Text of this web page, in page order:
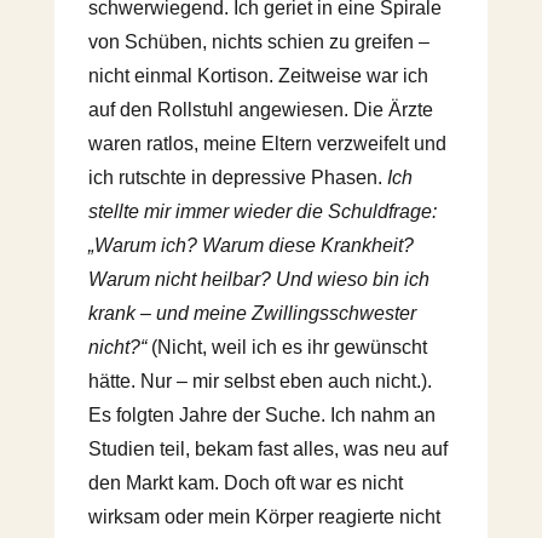
schwerwiegend. Ich geriet in eine Spirale
von Schüben, nichts schien zu greifen –
nicht einmal Kortison. Zeitweise war ich
auf den Rollstuhl angewiesen. Die Ärzte
waren ratlos, meine Eltern verzweifelt und
ich rutschte in depressive Phasen. Ich
stellte mir immer wieder die Schuldfrage:
„Warum ich? Warum diese Krankheit?
Warum nicht heilbar? Und wieso bin ich
krank – und meine Zwillingsschwester
nicht?“ (Nicht, weil ich es ihr gewünscht
hätte. Nur – mir selbst eben auch nicht.).
Es folgten Jahre der Suche. Ich nahm an
Studien teil, bekam fast alles, was neu auf
den Markt kam. Doch oft war es nicht
wirksam oder mein Körper reagierte nicht